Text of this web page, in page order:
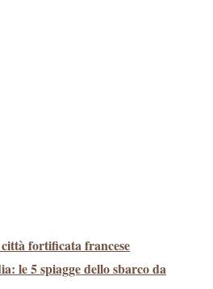
fortificata francese
le 5 spiagge dello sbarco da